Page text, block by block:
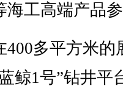
海工高端产品
多平方米的
鲸1号”钻井平